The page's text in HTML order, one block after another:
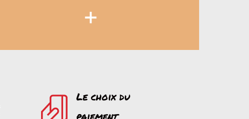
+
Le choix du
paiement